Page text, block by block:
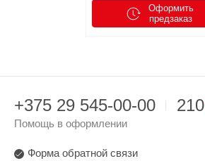
Оформить
предзаказ
210
+375 29 545-00-00
Помощь в оформлении
Форма обратной связи